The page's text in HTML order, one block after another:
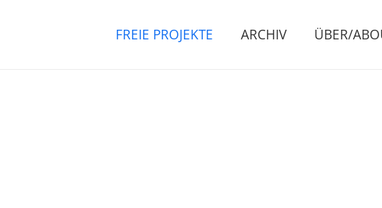
FREIE PROJEKTE ARCHIV ÜBER/